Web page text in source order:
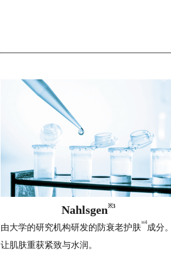
Nahlsgen※3
由大学的研究机构研发的防衰老护肤※4 成分。
让肌肤重获紧致与水润。